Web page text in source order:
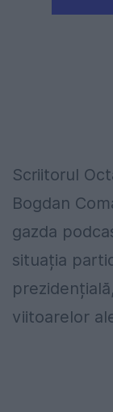
Scriitorul
Bogdan
gazda
situația
viitoarelor